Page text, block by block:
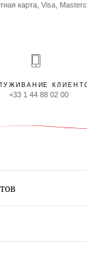
карта, Visa,
+33 1 44 88 02 00